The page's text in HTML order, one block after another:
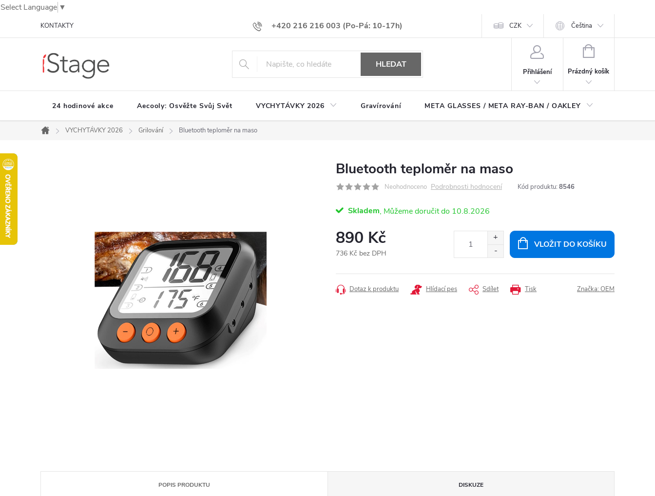
Select Language ▼
+420 216 216 003
KONTAKTY CZK Čeština
HLEDAT
Přihlášení
NÁKUPNÍ
Prázdný košík
24 hodinové akce Aecooly: Osvěžte Svůj Svět VYCHYTÁVKY 2026 Gravírování META GLASSES / META RAY-BAN / OAKLEY
Domů
VYCHYTÁVKY 2026 Grilování Bluetooth teploměr na maso
Bluetooth teploměr na maso
Neohodnoceno Podrobnosti hodnocení Kód produktu: 8546
Skladem 10.8.2026
890 Kč
736 Kč bez DPH
cena:
VLOŽIT DO KOŠÍKU
Tisk
Dotaz k produktu Hlídací pes Sdílet Značka: OEM
POPIS PRODUKTU DISKUZE